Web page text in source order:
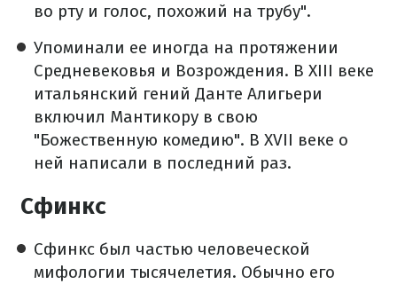
во рту и голос, похожий на трубу".
Упоминали ее иногда на протяжении
Средневековья и Возрождения. В XIII веке
итальянский гений Данте Алигьери
включил Мантикору в свою
"Божественную комедию". В XVII веке о
ней написали в последний раз.
Сфинкс
Сфинкс был частью человеческой
мифологии тысячелетия. Обычно его